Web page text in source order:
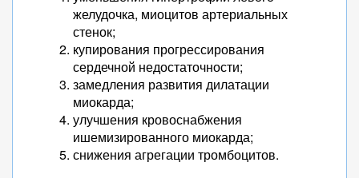
желудочка, миоцитов артериальных
стенок;
купирования прогрессирования
сердечной недостаточности;
замедления развития дилатации
миокарда;
улучшения кровоснабжения
ишемизированного миокарда;
снижения агрегации тромбоцитов.